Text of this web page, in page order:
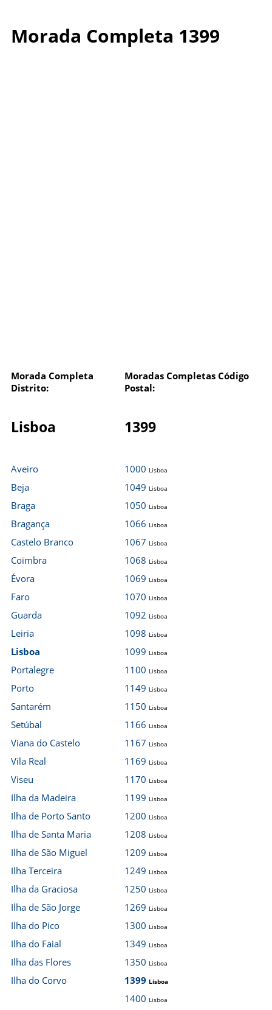
Morada Completa 1399
Morada Completa
Distrito:
Moradas Completas Código
Postal:
Lisboa 1399
Aveiro
Beja
Braga
Bragança
Castelo Branco
Coimbra
Évora
Faro
Guarda
Leiria
Lisboa
Portalegre
Porto
Santarém
Setúbal
Viana do Castelo
Vila Real
Viseu
Ilha da Madeira
Ilha de Porto Santo
Ilha de Santa Maria
Ilha de São Miguel
Ilha Terceira
Ilha da Graciosa
Ilha de São Jorge
Ilha do Pico
Ilha do Faial
Ilha das Flores
Ilha do Corvo
1000 Lisboa
1049 Lisboa
1050 Lisboa
1066 Lisboa
1067 Lisboa
1068 Lisboa
1069 Lisboa
1070 Lisboa
1092 Lisboa
1098 Lisboa
1099 Lisboa
1100 Lisboa
1149 Lisboa
1150 Lisboa
1166 Lisboa
1167 Lisboa
1169 Lisboa
1170 Lisboa
1199 Lisboa
1200 Lisboa
1208 Lisboa
1209 Lisboa
1249 Lisboa
1250 Lisboa
1269 Lisboa
1300 Lisboa
1349 Lisboa
1350 Lisboa
1399 Lisboa
1400 Lisboa